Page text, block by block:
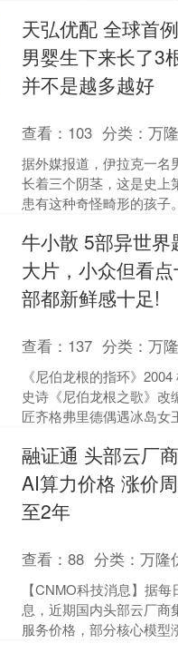
天弘优配 全球首
男婴生下来长了3
并不是越多越好
查看： 103 分类：万
据外媒报道，伊拉克一名
长着三个阴茎，这是史上
患有这种奇怪畸形的孩子
以来第一个详细描述人类
牛小散 5部异世界
大片，小众但看
部都新鲜感十足!
查看： 137 分类：万
《尼伯龙根的指环》
史诗《尼伯龙根之歌》改
匠齐格弗里德偶遇冰岛女
上女王，他斩杀恶龙法....
融证通 头部云厂
AI算力价格 涨价
至2年
查看：88 分类：万隆
【CNMO科技消息】据
息，近期国内头部云厂商
服务价格，部分核心模型